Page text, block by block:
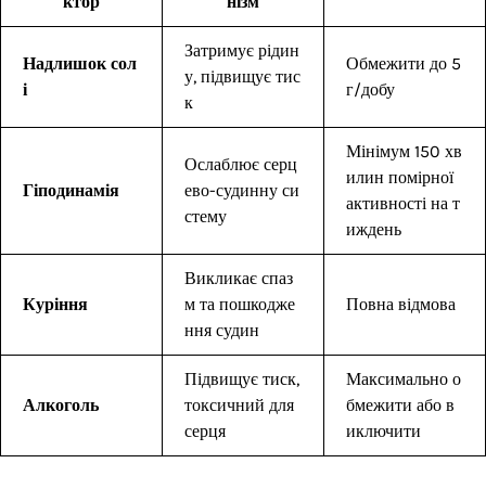
Надлишок сол
і
Затримує рідин
у, підвищує тис
к
Обмежити до 5
г/добу
Гіподинамія
Ослаблює серц
ево-судинну си
стему
Мінімум 150 хв
илин помірної
активності на т
иждень
Куріння
Викликає спаз
м та пошкодже
ння судин
Повна відмова
Алкоголь
Підвищує тиск,
токсичний для
серця
Максимально о
бмежити або в
иключити